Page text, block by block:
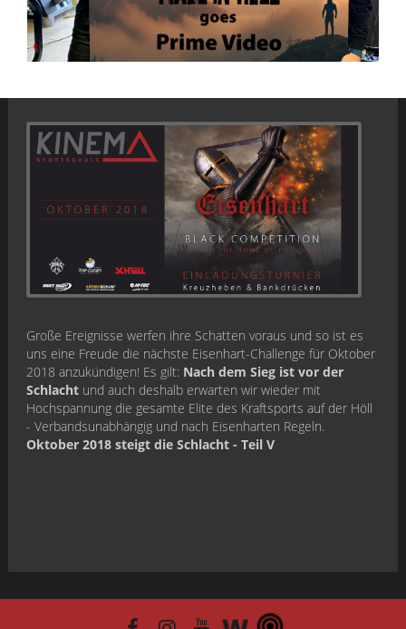
SAVE THE DATE:
EISENHART-CHALLENGE
Große Ereignisse werfen ihre Schatten voraus und so ist es
uns eine Freude die nächste Eisenhart-Challenge für Oktober
2018 anzukündigen! Es gilt: Nach dem Sieg ist vor der
Schlachtund auch deshalb erwarten wir wieder mit
Hochspannung die gesamte Elite des Kraftsports auf der Höll
- Verbandsunabhängig und nach Eisenharten Regeln.
Oktober 2018 steigt die Schlacht - Teil V